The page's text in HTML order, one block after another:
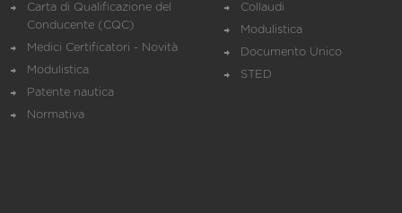
Carta di Qualificazione del
Conducente (CQC)
Medici Certificatori - Novità
Modulistica
Patente nautica
Normativa
Collaudi
Modulistica
Documento Unico
STED